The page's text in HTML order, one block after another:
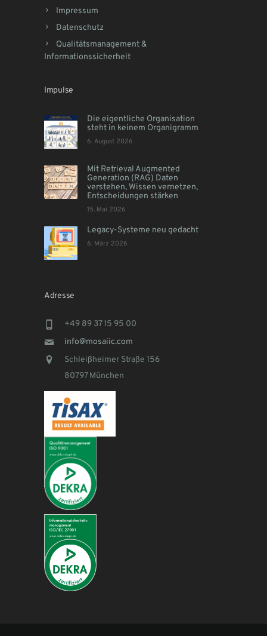
Impressum
Datenschutz
Qualitätsmanagement &
Informationssicherheit
Impulse
Die eigentliche Organisation
steht in keinem Organigramm
6. August 2026
Mit Retrieval Augmented
Generation (RAG) Daten
verstehen, Wissen vernetzen,
Entscheidungen stärken
15. Mai 2026
Legacy-Systeme neu gedacht
6. März 2026
Adresse
+49 89 37 15 95 00
info@mosaiic.com
Schleißheimer Straße 156
80797 München